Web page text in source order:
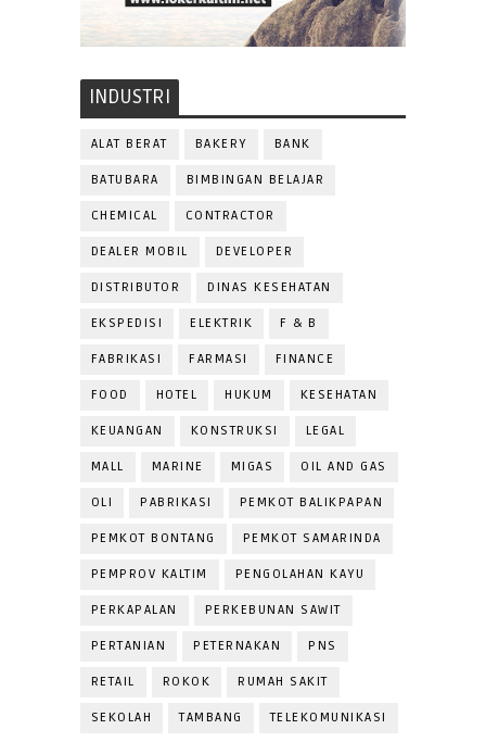
INDUSTRI
ALAT BERAT BAKERY BANK
BATUBARA BIMBINGAN BELAJAR
CHEMICAL CONTRACTOR
DEALER MOBIL DEVELOPER
DISTRIBUTOR DINAS KESEHATAN
EKSPEDISI ELEKTRIK F & B
FABRIKASI FARMASI FINANCE
FOOD HOTEL HUKUM KESEHATAN
KEUANGAN KONSTRUKSI LEGAL
MALL MARINE MIGAS OIL AND GAS
OLI PABRIKASI PEMKOT BALIKPAPAN
PEMKOT BONTANG PEMKOT SAMARINDA
PEMPROV KALTIM PENGOLAHAN KAYU
PERKAPALAN PERKEBUNAN SAWIT
PERTANIAN PETERNAKAN PNS
RETAIL ROKOK RUMAH SAKIT
SEKOLAH TAMBANG TELEKOMUNIKASI